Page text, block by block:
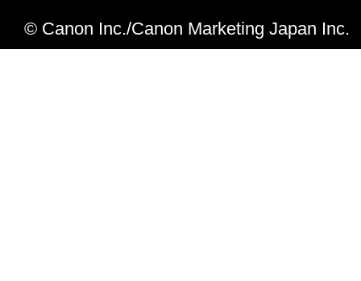
(3) お客様が本契約書のいずれかの条項に
V10.6.0からV10.7.0への主な変更点
OS X 10.11.6、macOS v10.12、macOS
© Canon Inc./Canon Marketing Japan Inc.